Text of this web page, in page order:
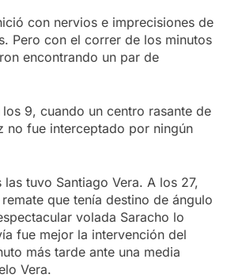
con nervios e imprecisiones de
Pero con el correr de los minutos
encontrando un par de
9, cuando un centro rasante de
no fue interceptado por ningún
las tuvo Santiago Vera. A los 27,
que tenía destino de ángulo
volada Saracho lo
fue mejor la intervención del
más tarde ante una media
Vera.